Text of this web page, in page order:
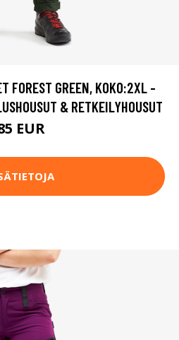
FOREST GREEN, KOKO:2XL -
& RETKEILYHOUSUT
EUR